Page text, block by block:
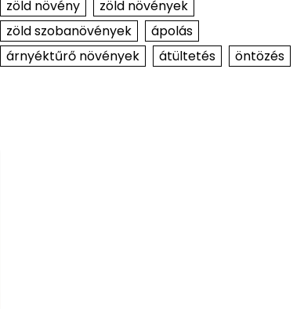
zöld növény
zöld növények
zöld szobanövények
ápolás
árnyéktűrő növények
átültetés öntözés